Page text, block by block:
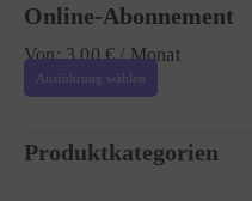
Online-Abonnement
Von:3,00€ / Monat
Ausführung wählen
Produktkategorien